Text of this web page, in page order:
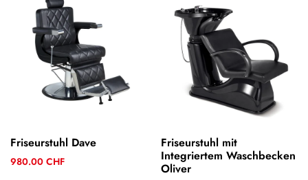
Friseurstuhl Dave
980.00 CHF
Friseurstuhl mit
Integriertem Waschbecken
Oliver